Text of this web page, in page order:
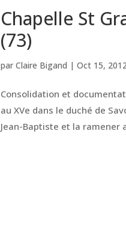
Chapelle St
(73)
parClaire Bigand |Oct 15,
Consolidation et
au XVe dans le duché de
Jean-Baptiste et la ramener